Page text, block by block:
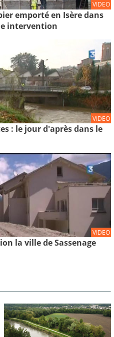
VIDEO
emporté en Isère dans
intervention
VIDEO
: le jour d'après dans le
VIDEO
la ville de Sassenage